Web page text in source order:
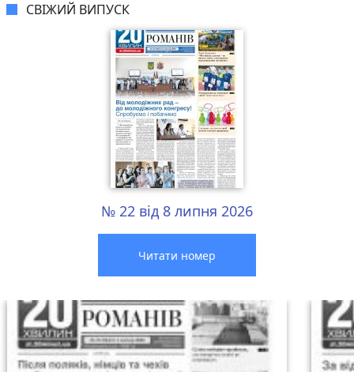
СВІЖИЙ ВИПУСК
№ 22 від 8 липня 2026
Читати номер